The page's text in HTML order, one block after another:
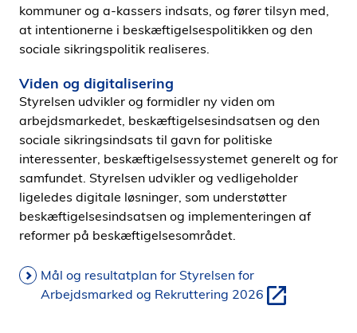
kommuner og a-kassers indsats, og fører tilsyn med,
at intentionerne i beskæftigelsespolitikken og den
sociale sikringspolitik realiseres.
Viden og digitalisering
Styrelsen udvikler og formidler ny viden om
arbejdsmarkedet, beskæftigelsesindsatsen og den
sociale sikringsindsats til gavn for politiske
interessenter, beskæftigelsessystemet generelt og for
samfundet. Styrelsen udvikler og vedligeholder
ligeledes digitale løsninger, som understøtter
beskæftigelsesindsatsen og implementeringen af
reformer på beskæftigelsesområdet.
Mål og resultatplan for Styrelsen for
Arbejdsmarked og Rekruttering 2026